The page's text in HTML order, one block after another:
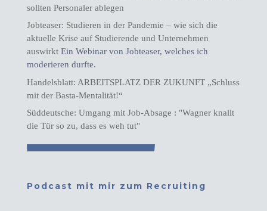
sollten Personaler ablegen
Jobteaser: Studieren in der Pandemie – wie sich die
aktuelle Krise auf Studierende und Unternehmen
auswirktEin Webinar von Jobteaser, welches ich
moderieren durfte.
Handelsblatt: ARBEITSPLATZ DER ZUKUNFT „Schluss
mit der Basta-Mentalität!“
Süddeutsche: Umgang mit Job-Absage : "Wagner knallt
die Tür so zu, dass es weh tut"
Podcast mit mir zum Recruiting